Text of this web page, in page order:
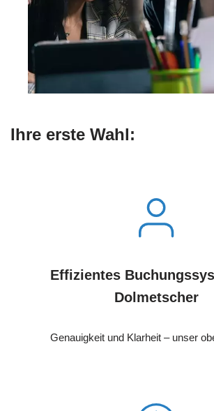
Ihre erste Wahl:
Effizientes
Dolmetscher
Genauigkeit und Klarheit – unser